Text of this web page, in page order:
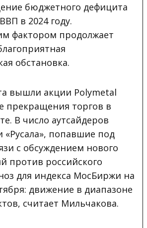
бюджетного дефицита
в 2024 году.
фактором продолжает
обстановка.
вышли акции Polymetal
прекращения торгов в
В число аутсайдеров
«Русала», попавшие под
с обсуждением нового
против российского
для индекса МосБиржи на
движение в диапазоне
считает Мильчакова.